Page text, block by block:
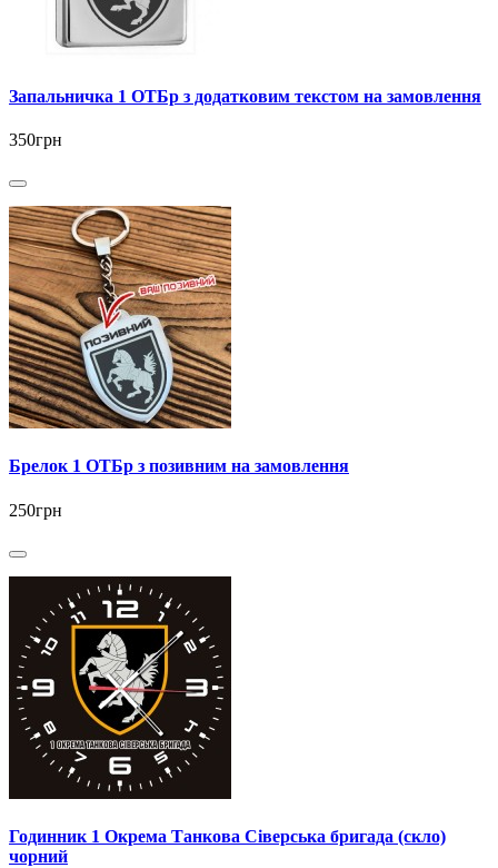
Запальничка 1 ОТБр з додатковим текстом на замовлення
350грн
Брелок 1 ОТБр з позивним на замовлення
250грн
Годинник 1 Окрема Танкова Сіверська бригада (скло)
чорний